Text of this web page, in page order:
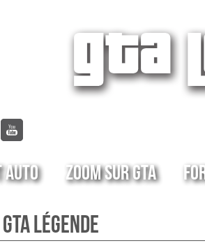
Auto Zoom sur GTA
Légende